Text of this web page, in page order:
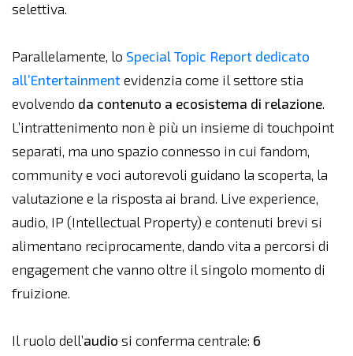
selettiva.
Parallelamente, lo Special Topic Report dedicato
all’Entertainmentevidenzia come il settore stia
evolvendo da contenuto a ecosistema di relazione.
L’intrattenimento non è più un insieme di touchpoint
separati, ma uno spazio connesso in cui fandom,
community e voci autorevoli guidano la scoperta, la
valutazione e la risposta ai brand. Live experience,
audio, IP (Intellectual Property) e contenuti brevi si
alimentano reciprocamente, dando vita a percorsi di
engagement che vanno oltre il singolo momento di
fruizione.
Il ruolo dell’audio si conferma centrale: 6